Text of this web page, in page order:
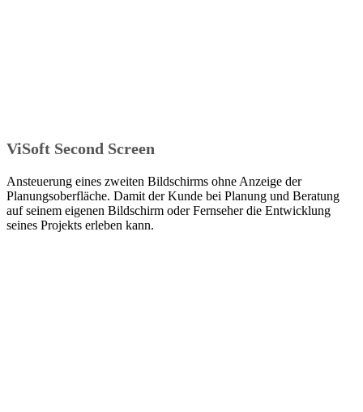
ViSoft Second Screen
Ansteuerung eines zweiten Bildschirms ohne Anzeige der
Planungsoberfläche. Damit der Kunde bei Planung und Beratung
auf seinem eigenen Bildschirm oder Fernseher die Entwicklung
seines Projekts erleben kann.